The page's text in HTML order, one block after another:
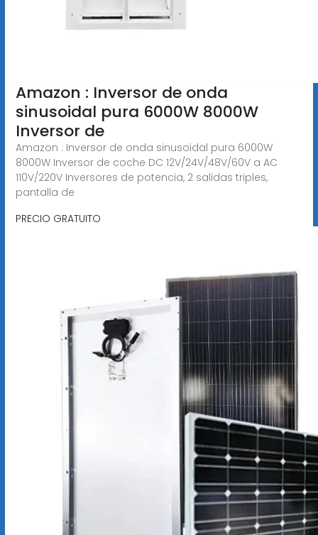
Amazon : Inversor de onda
sinusoidal pura 6000W 8000W
Inversor de
Amazon : Inversor de onda sinusoidal pura 6000W
8000W Inversor de coche DC 12V/24V/48V/60V a AC
110V/220V Inversores de potencia, 2 salidas triples,
pantalla de
PRECIO GRATUITO